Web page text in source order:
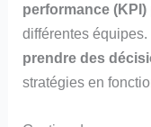
performance (KPI)
différentes
prendre des
stratégies en